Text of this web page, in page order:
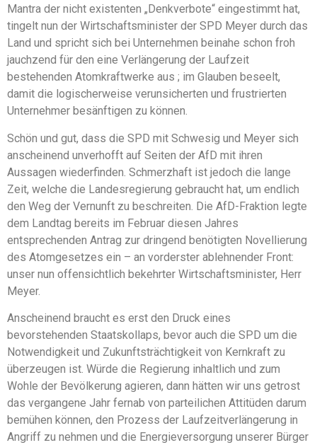
Mantra der nicht existenten „Denkverbote“ eingestimmt hat,
tingelt nun der Wirtschaftsminister der SPD Meyer durch das
Land und spricht sich bei Unternehmen beinahe schon froh
jauchzend für den eine Verlängerung der Laufzeit
bestehenden Atomkraftwerke aus ; im Glauben beseelt,
damit die logischerweise verunsicherten und frustrierten
Unternehmer besänftigen zu können.
Schön und gut, dass die SPD mit Schwesig und Meyer sich
anscheinend unverhofft auf Seiten der AfD mit ihren
Aussagen wiederfinden. Schmerzhaft ist jedoch die lange
Zeit, welche die Landesregierung gebraucht hat, um endlich
den Weg der Vernunft zu beschreiten. Die AfD-Fraktion legte
dem Landtag bereits im Februar diesen Jahres
entsprechenden Antrag zur dringend benötigten Novellierung
des Atomgesetzes ein – an vorderster ablehnender Front:
unser nun offensichtlich bekehrter Wirtschaftsminister, Herr
Meyer.
Anscheinend braucht es erst den Druck eines
bevorstehenden Staatskollaps, bevor auch die SPD um die
Notwendigkeit und Zukunftsträchtigkeit von Kernkraft zu
überzeugen ist. Würde die Regierung inhaltlich und zum
Wohle der Bevölkerung agieren, dann hätten wir uns getrost
das vergangene Jahr fernab von parteilichen Attitüden darum
bemühen können, den Prozess der Laufzeitverlängerung in
Angriff zu nehmen und die Energieversorgung unserer Bürger